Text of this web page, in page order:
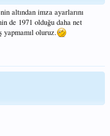
altından imza ayarlarını
de 1971 olduğu daha net
yapmamıl oluruz.